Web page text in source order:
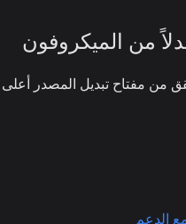
من الميكروفون
مفتاح تبديل المصدر أعلى
الدعم